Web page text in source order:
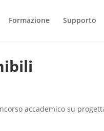
Formazione Supporto
accademico su